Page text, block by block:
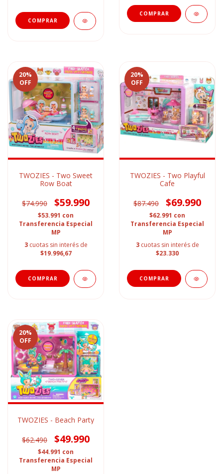
20%
OFF
TWOZIES - Two Sweet
Row Boat
$74.990 $59.990
$53.991 con
Transferencia Especial
MP
3 cuotas sin interés de
$19.996,67
20%
OFF
TWOZIES - Two Playful
Cafe
$87.490 $69.990
$62.991 con
Transferencia Especial
MP
3 cuotas sin interés de
$23.330
20%
OFF
TWOZIES - Beach Party
$62.490 $49.990
$44.991 con
Transferencia Especial
MP